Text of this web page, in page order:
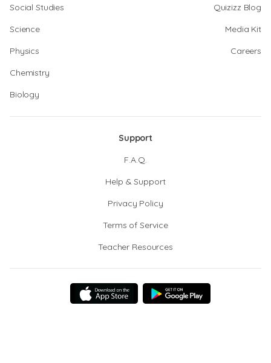
Social Studies
Science
Physics
Chemistry
Biology
Quizizz Blog
Media Kit
Careers
Support
F.A.Q.
Help & Support
Privacy Policy
Terms of Service
Teacher Resources